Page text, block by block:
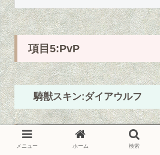
項目5:PvP
騎獣スキン:ダイアウルフ
メニュー ホーム 検索